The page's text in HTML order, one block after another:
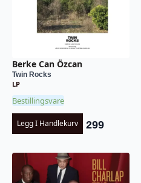
Berke Can Özcan
Twin Rocks
LP
Bestillingsvare
Legg I Handlekurv 299